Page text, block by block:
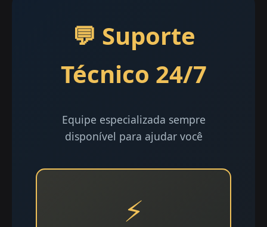
💬 Suporte
Técnico 24/7
Equipe especializada sempre
disponível para ajudar você
⚡